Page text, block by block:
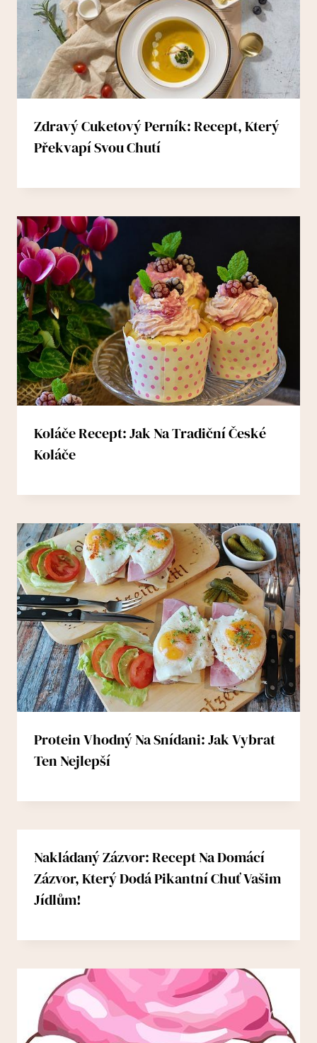
Zdravý Cuketový Perník: Recept, Který
Překvapí Svou Chutí
Koláče Recept: Jak Na Tradiční České
Koláče
Protein Vhodný Na Snídani: Jak Vybrat
Ten Nejlepší
Nakládaný Zázvor: Recept Na Domácí
Zázvor, Který Dodá Pikantní Chuť Vašim
Jídlům!